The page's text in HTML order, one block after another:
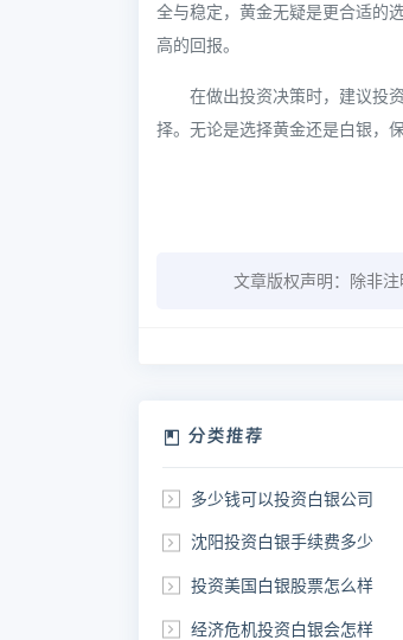
全与稳定，黄金无疑是更合适的
高的回报。
在做出投资决策时，建议投
择。无论是选择黄金还是白银，
文章版权声明：除非
分类推荐
多少钱可以投资白银公司
沈阳投资白银手续费多少
投资美国白银股票怎么样
经济危机投资白银会怎样